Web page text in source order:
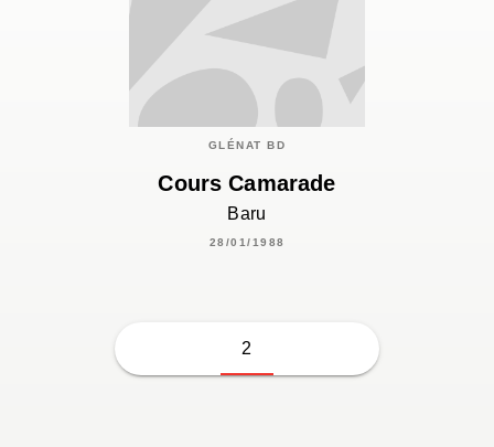
GLÉNAT BD
Cours Camarade
Baru
28/01/1988
2